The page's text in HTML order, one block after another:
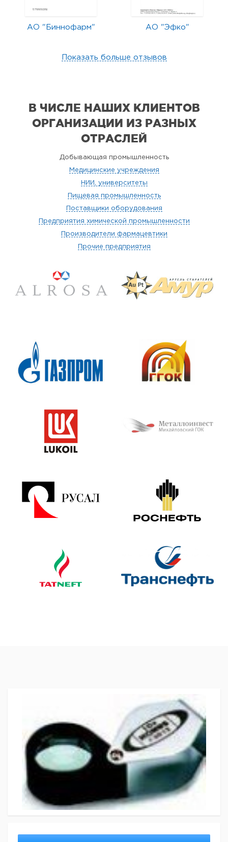
АО "Биннофарм" АО "Эфко"
Показать больше отзывов
В ЧИСЛЕ НАШИХ КЛИЕНТОВ
ОРГАНИЗАЦИИ ИЗ РАЗНЫХ
ОТРАСЛЕЙ
Добывающая промышленность
Медицинские учреждения
НИИ, университеты
Пищевая промышленность
Поставщики оборудования
Предприятия химической промышленности
Производители фармацевтики
Прочие предприятия